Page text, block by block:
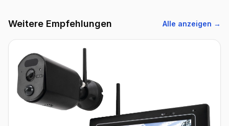
Weitere Empfehlungen Alle anzeigen →